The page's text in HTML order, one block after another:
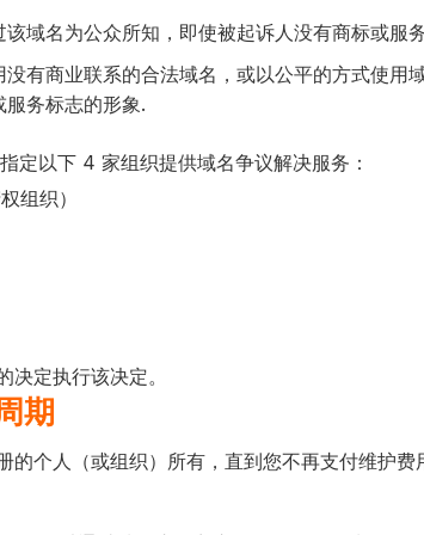
该域名为公众所知，即使被起诉人没有商标或服
没有商业联系的合法域名，或以公平的方式使用
服务标志的形象.
定以下 4 家组织提供域名争议解决服务：
组织）
定执行该决定。
期
个人（或组织）所有，直到您不再支付维护费